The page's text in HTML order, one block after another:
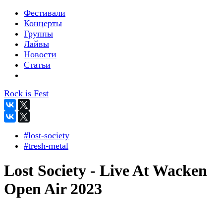
Фестивали
Концерты
Группы
Лайвы
Новости
Статьи
Rock is Fest
#lost-society
#tresh-metal
Lost Society - Live At Wacken
Open Air 2023